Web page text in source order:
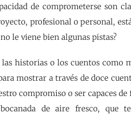
de comprometerse son
profesional o personal,
le viene bien algunas pistas?
historias o los cuentos como
mostrar a través de doce
compromiso o ser capaces
de aire fresco, que